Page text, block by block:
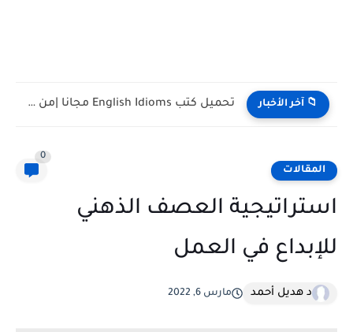
📁 آخر الأخبار تحميل كتب English Idioms مجانا |من كامبريدج English Phrasal Verbs...
المقالات
0
استراتيجية العصف الذهني
للإبداع في العمل
د هديل أحمد مارس 6, 2022